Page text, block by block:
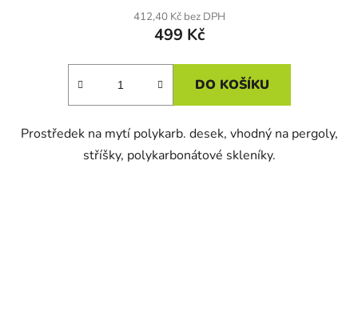
412,40 Kč bez DPH
499 Kč
DO KOŠÍKU
Prostředek na mytí polykarb. desek, vhodný na pergoly,
stříšky, polykarbonátové skleníky.